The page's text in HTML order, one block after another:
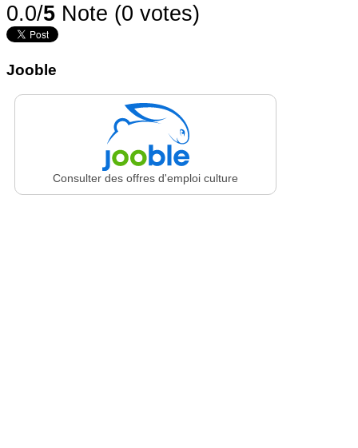
0.0/5 Note (0 votes)
Jooble
Consulter des offres d'emploi culture